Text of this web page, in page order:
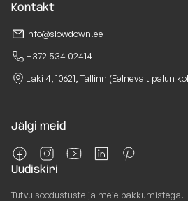
Kontakt
info@slowdown.ee
+372 534 02414
Laki 4, 10621, Tallinn (Eelnevalt palun
Jälgi meid
Uudiskiri
Tutvu soodustuste ja meie pakkumistega!